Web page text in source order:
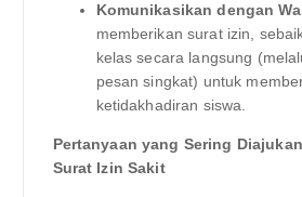
Komunikasikan dengan
memberikan surat izin,
kelas secara langsung
pesan singkat) untuk
ketidakhadiran siswa.
Pertanyaan yang Sering
Surat Izin Sakit